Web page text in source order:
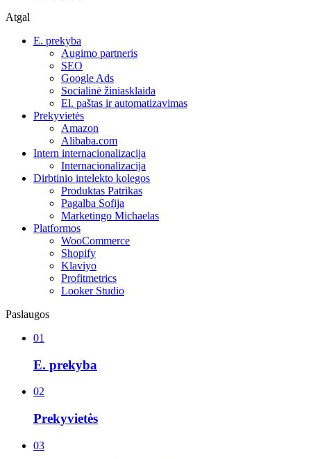
Atgal
E. prekyba
Augimo partneris
SEO
Google Ads
Socialinė žiniasklaida
El. paštas ir automatizavimas
Prekyvietės
Amazon
Alibaba.com
Intern internacionalizacija
Internacionalizacija
Dirbtinio intelekto kolegos
Produktas Patrikas
Pagalba Sofija
Marketingo Michaelas
Platformos
WooCommerce
Shopify
Klaviyo
Profitmetrics
Looker Studio
Paslaugos
01
E. prekyba
02
Prekyvietės
03